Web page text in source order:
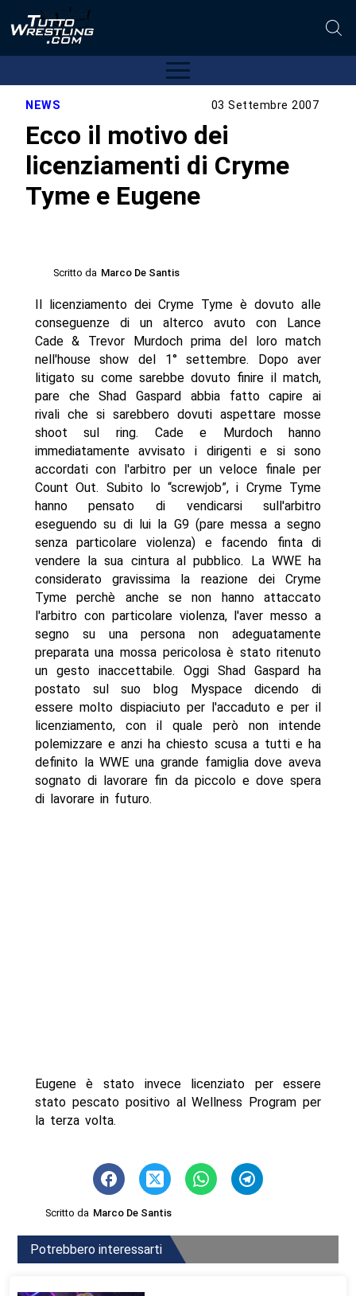
NEWS 03 Settembre 2007
Ecco il motivo dei
licenziamenti di Cryme
Tyme e Eugene
Scritto da Marco De Santis
Il licenziamento dei Cryme Tyme è dovuto alle
conseguenze di un alterco avuto con Lance
Cade & Trevor Murdoch prima del loro match
nell'house show del 1° settembre. Dopo aver
litigato su come sarebbe dovuto finire il match,
pare che Shad Gaspard abbia fatto capire ai
rivali che si sarebbero dovuti aspettare mosse
shoot sul ring. Cade e Murdoch hanno
immediatamente avvisato i dirigenti e si sono
accordati con l'arbitro per un veloce finale per
Count Out. Subito lo “screwjob”, i Cryme Tyme
hanno pensato di vendicarsi sull'arbitro
eseguendo su di lui la G9 (pare messa a segno
senza particolare violenza) e facendo finta di
vendere la sua cintura al pubblico. La WWE ha
considerato gravissima la reazione dei Cryme
Tyme perchè anche se non hanno attaccato
l'arbitro con particolare violenza, l'aver messo a
segno su una persona non adeguatamente
preparata una mossa pericolosa è stato ritenuto
un gesto inaccettabile. Oggi Shad Gaspard ha
postato sul suo blog Myspace dicendo di
essere molto dispiaciuto per l'accaduto e per il
licenziamento, con il quale però non intende
polemizzare e anzi ha chiesto scusa a tutti e ha
definito la WWE una grande famiglia dove aveva
sognato di lavorare fin da piccolo e dove spera
di lavorare in futuro.
Eugene è stato invece licenziato per essere
stato pescato positivo al Wellness Program per
la terza volta.
Scritto da Marco De Santis
Potrebbero interessarti